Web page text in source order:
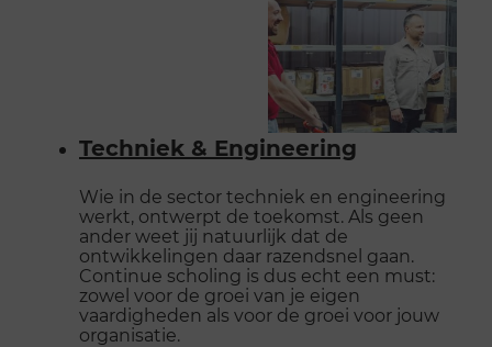
Techniek & Engineering
Wie in de sector techniek en engineering
werkt, ontwerpt de toekomst. Als geen
ander weet jij natuurlijk dat de
ontwikkelingen daar razendsnel gaan.
Continue scholing is dus echt een must:
zowel voor de groei van je eigen
vaardigheden als voor de groei voor jouw
organisatie.